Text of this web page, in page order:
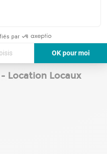
par
OK pour moi
et de gérer vos paramètres
louer à Paris 4ème
Location Locaux